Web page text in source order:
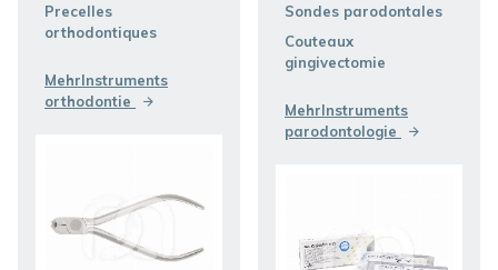
Precelles
orthodontiques
MehrInstruments
orthodontie
Sondes parodontales
Couteaux
gingivectomie
MehrInstruments
parodontologie